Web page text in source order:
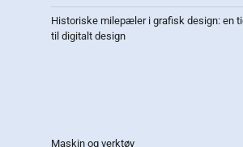
Historiske milepæler i grafisk design: en
til digitalt design
Maskin og verktøy